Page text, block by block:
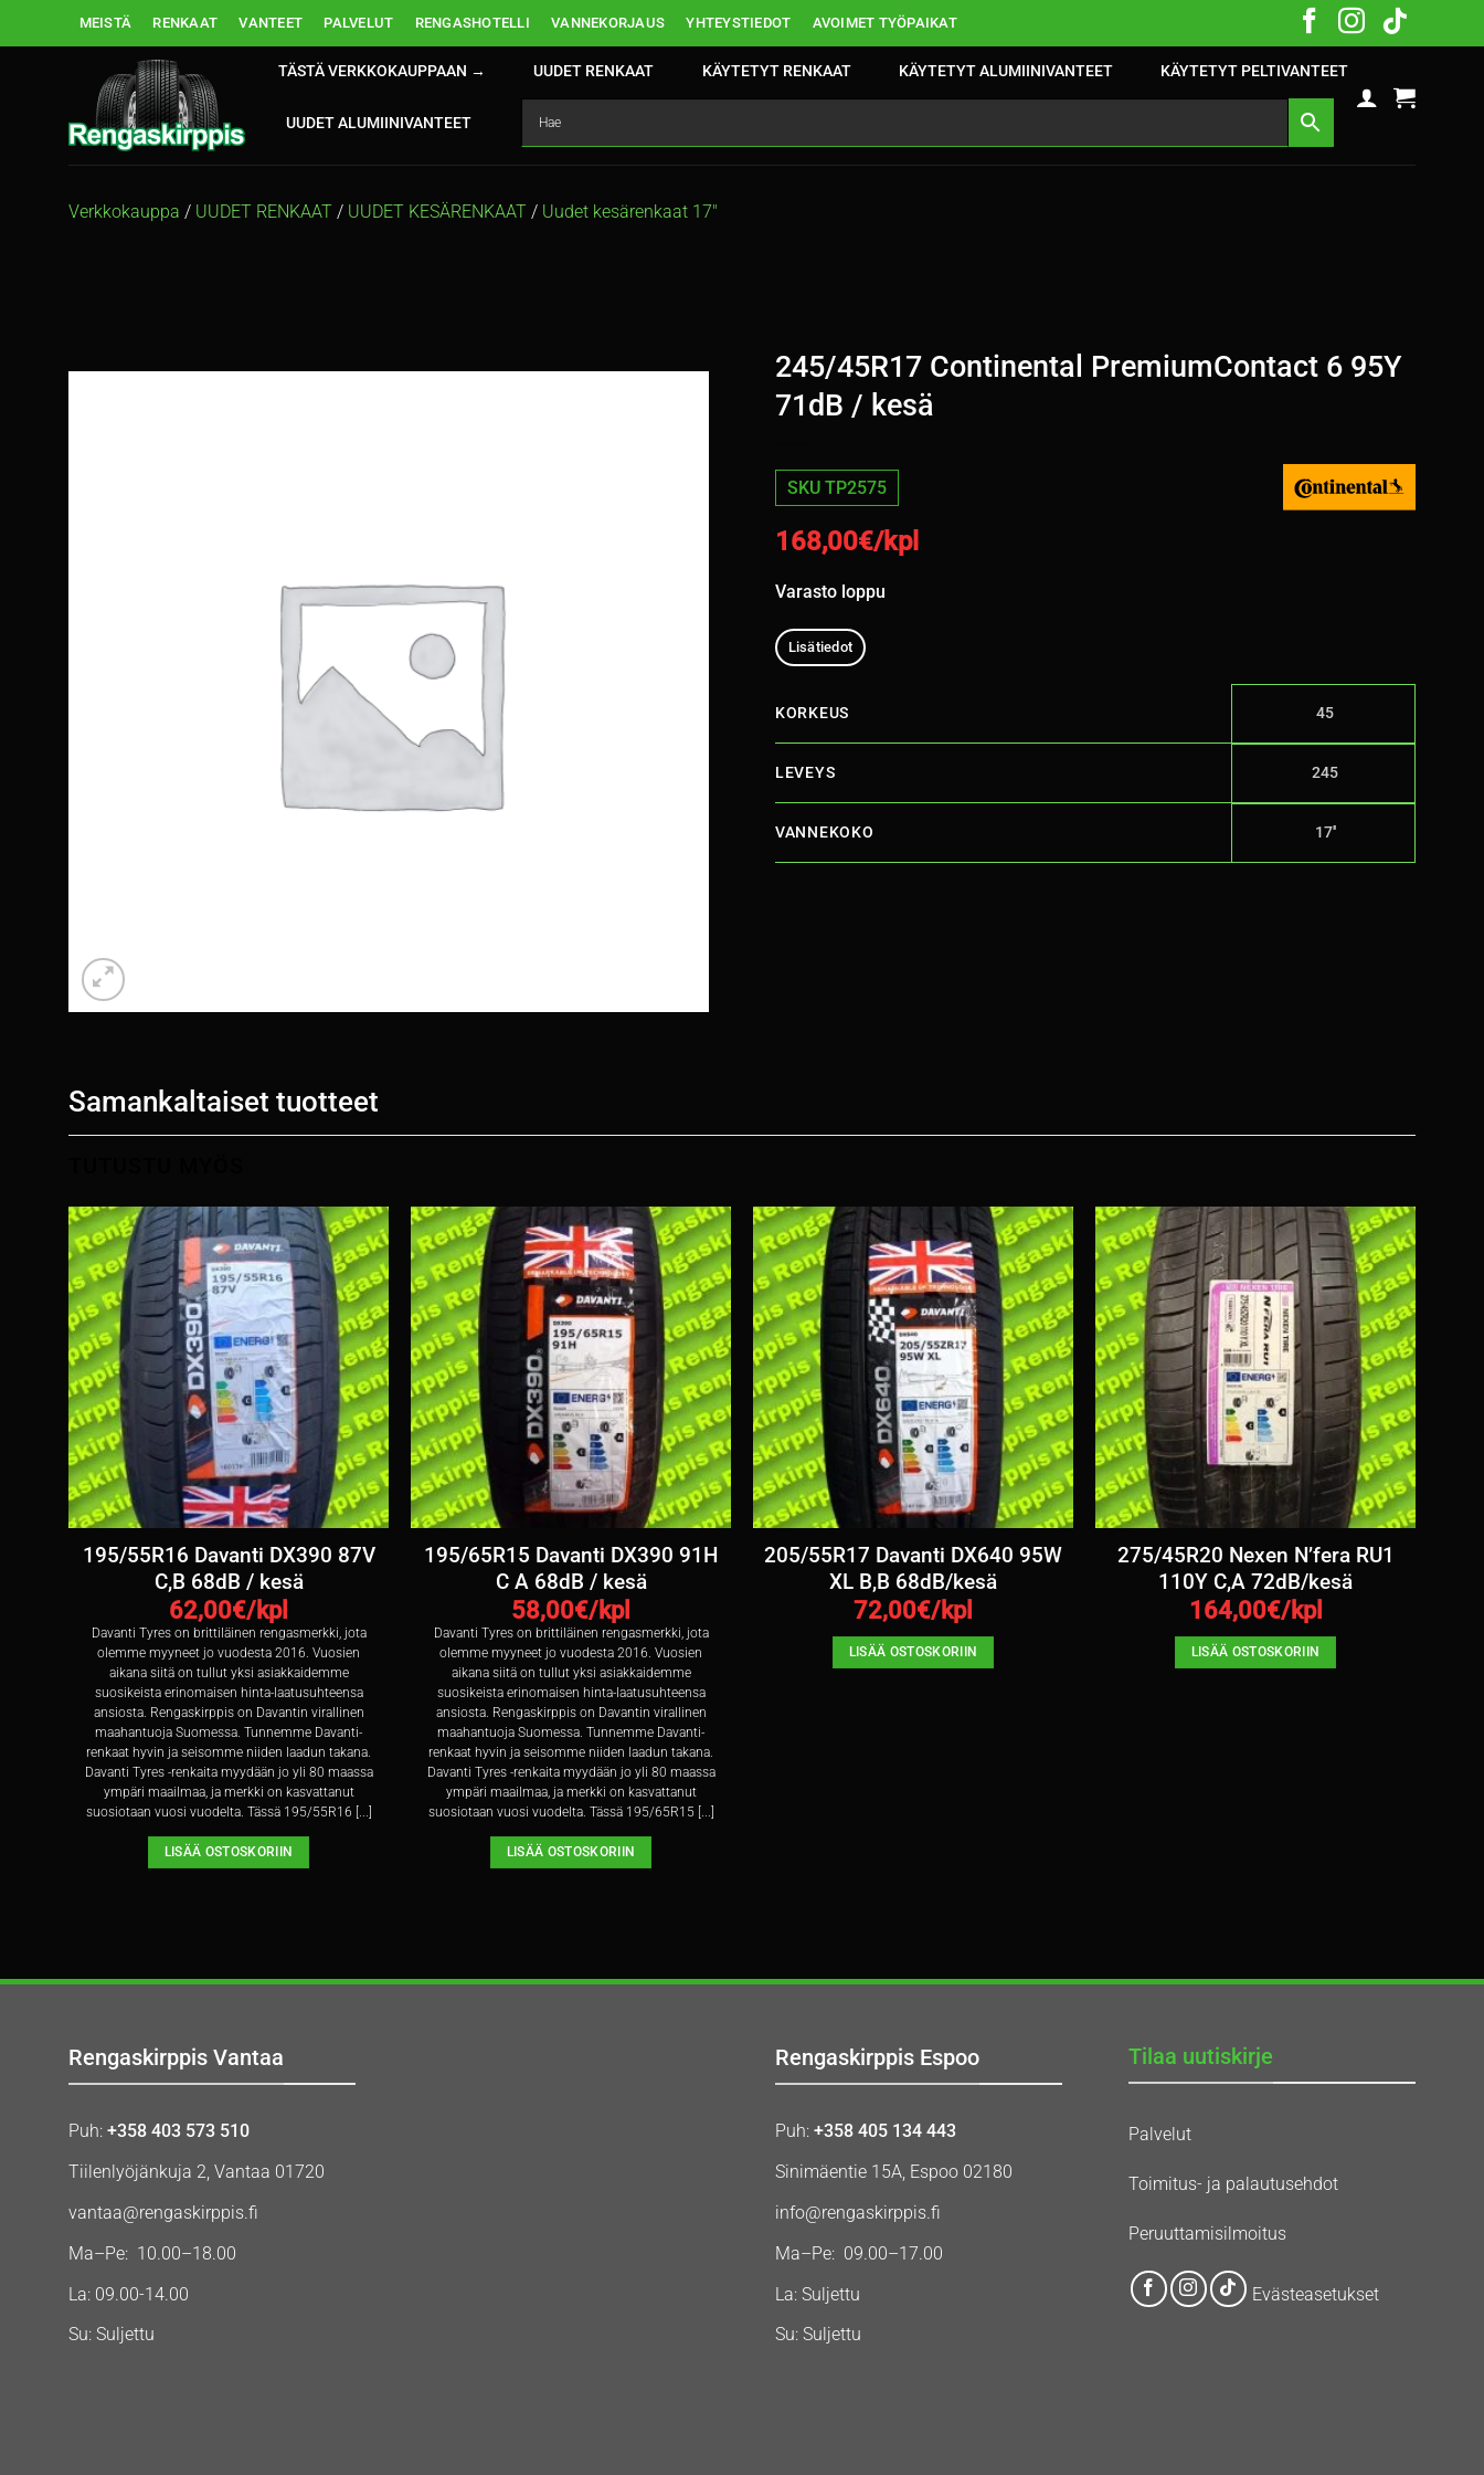
MEISTÄ RENKAAT VANTEET PALVELUT RENGASHOTELLI VANNEKORJAUS YHTEYSTIEDOT AVOIMET TYÖPAIKAT
TÄSTÄ VERKKOKAUPPAAN → UUDET RENKAAT KÄYTETYT RENKAAT KÄYTETYT ALUMIINIVANTEET KÄYTETYT PELTIVANTEET
UUDET ALUMIINIVANTEET
Verkkokauppa / UUDET RENKAAT / UUDET KESÄRENKAAT / Uudet kesärenkaat 17″
245/45R17 Continental PremiumContact 6 95Y
71dB / kesä
SKU TP2575
168,00€/kpl
Varasto loppu
Lisätiedot
KORKEUS 45
LEVEYS 245
VANNEKOKO 17''
Samankaltaiset tuotteet
195/55R16 Davanti DX390 87V
C,B 68dB / kesä
62,00€/kpl
Davanti Tyres on brittiläinen rengasmerkki, jota
olemme myyneet jo vuodesta 2016. Vuosien
aikana siitä on tullut yksi asiakkaidemme
suosikeista erinomaisen hinta-laatusuhteensa
ansiosta. Rengaskirppis on Davantin virallinen
maahantuoja Suomessa. Tunnemme Davanti-
renkaat hyvin ja seisomme niiden laadun takana.
Davanti Tyres -renkaita myydään jo yli 80 maassa
ympäri maailmaa, ja merkki on kasvattanut
suosiotaan vuosi vuodelta. Tässä 195/55R16 [...]
LISÄÄ OSTOSKORIIN
195/65R15 Davanti DX390 91H
C A 68dB / kesä
58,00€/kpl
Davanti Tyres on brittiläinen rengasmerkki, jota
olemme myyneet jo vuodesta 2016. Vuosien
aikana siitä on tullut yksi asiakkaidemme
suosikeista erinomaisen hinta-laatusuhteensa
ansiosta. Rengaskirppis on Davantin virallinen
maahantuoja Suomessa. Tunnemme Davanti-
renkaat hyvin ja seisomme niiden laadun takana.
Davanti Tyres -renkaita myydään jo yli 80 maassa
ympäri maailmaa, ja merkki on kasvattanut
suosiotaan vuosi vuodelta. Tässä 195/65R15 [...]
LISÄÄ OSTOSKORIIN
205/55R17 Davanti DX640 95W
XL B,B 68dB/kesä
72,00€/kpl
LISÄÄ OSTOSKORIIN
275/45R20 Nexen N’fera RU1
110Y C,A 72dB/kesä
164,00€/kpl
LISÄÄ OSTOSKORIIN
Rengaskirppis Vantaa
Puh: +358 403 573 510
Tiilenlyöjänkuja 2, Vantaa 01720
vantaa@rengaskirppis.fi
Ma–Pe: 10.00–18.00
La: 09.00-14.00
Su: Suljettu
Rengaskirppis Espoo
Puh: +358 405 134 443
Sinimäentie 15A, Espoo 02180
info@rengaskirppis.fi
Ma–Pe: 09.00–17.00
La: Suljettu
Su: Suljettu
Tilaa uutiskirje
Palvelut
Toimitus- ja palautusehdot
Peruuttamisilmoitus
Evästeasetukset